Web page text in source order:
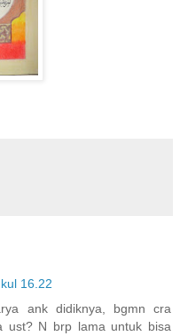
16.22
ank didiknya, bgmn cra
ust? N brp lama untuk bisa